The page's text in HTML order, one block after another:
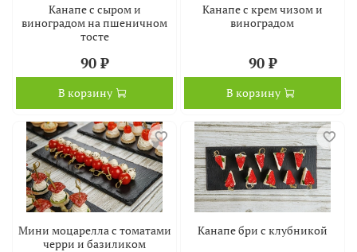
Канапе с сыром и
виноградом на пшеничном
тосте
90 ₽
В корзину
Канапе с крем чизом и
виноградом
90 ₽
В корзину
Мини моцарелла с томатами
черри и базиликом
Канапе бри с клубникой